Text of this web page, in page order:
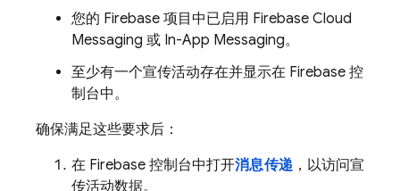
您的 Firebase 项目中已启用 Firebase Cloud
Messaging 或 In-App Messaging。
至少有一个宣传活动存在并显示在 Firebase 控
制台中。
确保满足这些要求后：
在 Firebase 控制台中打开消息传递 ，以访问宣
传活动数据。